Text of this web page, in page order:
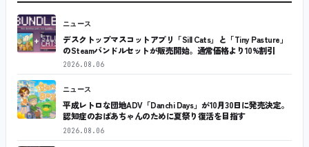
ニュース
デスクトップマスコットアプリ「Sill Cats」と「Tiny Pasture」
のSteamバンドルセットが販売開始。通常価格より10%割引
2026.08.06
ニュース
平成レトロな団地ADV「Danchi Days」が10月30日に発売決定。
認知症のおばあちゃんのために夏祭り復活を目指す
2026.08.06